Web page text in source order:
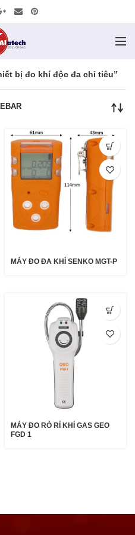
bị đo khí độc đa chỉ tiêu”
MÁY ĐO ĐA KHÍ SENKO MGT-P
MÁY ĐO RÒ RỈ KHÍ GAS GEO
FGD 1